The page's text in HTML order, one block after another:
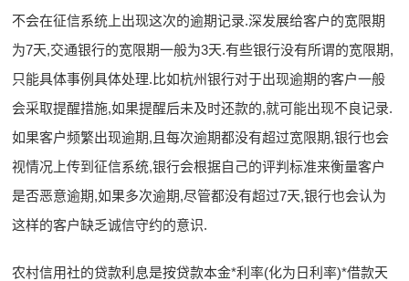
不会在征信系统上出现这次的逾期记录.深发展给客户的宽限期
为7天,交通银行的宽限期一般为3天.有些银行没有所谓的宽限期,
只能具体事例具体处理.比如杭州银行对于出现逾期的客户一般
会采取提醒措施,如果提醒后未及时还款的,就可能出现不良记录.
如果客户频繁出现逾期,且每次逾期都没有超过宽限期,银行也会
视情况上传到征信系统,银行会根据自己的评判标准来衡量客户
是否恶意逾期,如果多次逾期,尽管都没有超过7天,银行也会认为
这样的客户缺乏诚信守约的意识.
农村信用社的贷款利息是按贷款本金*利率(化为日利率)*借款天